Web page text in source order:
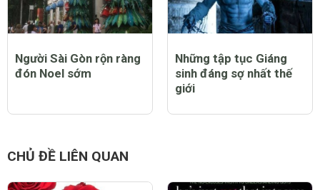
Người Sài Gòn rộn ràng
đón Noel sớm
Những tập tục Giáng
sinh đáng sợ nhất thế
giới
CHỦ ĐỀ LIÊN QUAN